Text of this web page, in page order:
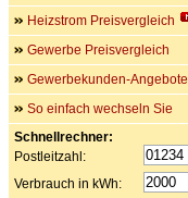
Heizstrom Preisvergleich
Gewerbe Preisvergleich
Gewerbekunden-Angebote
So einfach wechseln Sie
Schnellrechner:
Postleitzahl:
Verbrauch in kWh: